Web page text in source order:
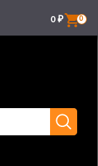
0
0 ₽